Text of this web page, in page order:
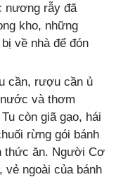
nương rẫy đã
kho, những
về nhà để đón
cần, rượu cần ủ
và thơm
còn giã gạo, hái
rừng gói bánh
thức ăn. Người Cơ
vẻ ngoài của bánh